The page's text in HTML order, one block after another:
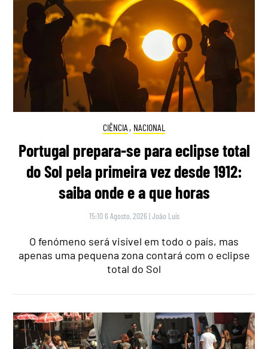
CIÊNCIA , NACIONAL
Portugal prepara-se para eclipse total
do Sol pela primeira vez desde 1912:
saiba onde e a que horas
15:10 6 Agosto, 2026 |João Luís
O fenómeno será visível em todo o país, mas
apenas uma pequena zona contará com o eclipse
total do Sol